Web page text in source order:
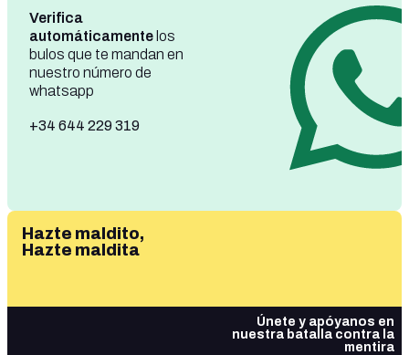
Verifica
automáticamente los
bulos que te mandan en
nuestro número de
whatsapp
+34 644 229 319
Hazte maldito,
Hazte maldita
Únete y apóyanos en
nuestra batalla contra la
mentira